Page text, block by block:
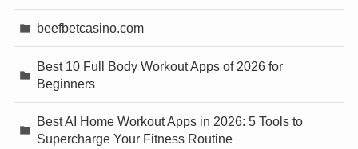
beefbetcasino.com
Best 10 Full Body Workout Apps of 2026 for
Beginners
Best AI Home Workout Apps in 2026: 5 Tools to
Supercharge Your Fitness Routine